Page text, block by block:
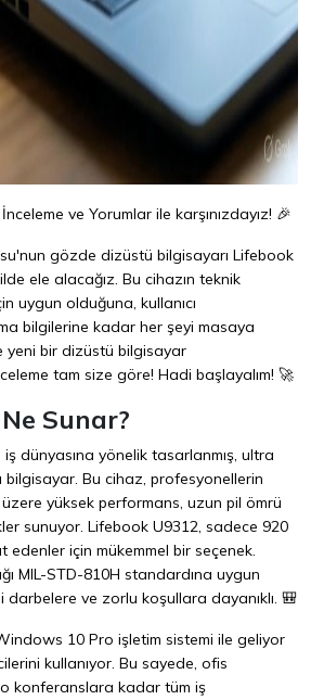
ve Yorumlar ile karşınızdayız! 🎉
gözde dizüstü bilgisayarı Lifebook
ele alacağız. Bu cihazın teknik
uygun olduğuna, kullanıcı
bilgilerine kadar her şeyi masaya
yeni bir dizüstü bilgisayar
tam size göre! Hadi başlayalım! 🚀
Sunar?
dünyasına yönelik tasarlanmış, ultra
Bu cihaz, profesyonellerin
üzere yüksek performans, uzun pil ömrü
sunuyor. Lifebook U9312, sadece 920
edenler için mükemmel bir seçenek.
MIL-STD-810H standardına uygun
ve zorlu koşullara dayanıklı. 🎒
10 Pro işletim sistemi ile geliyor
kullanıyor. Bu sayede, ofis
konferanslara kadar tüm iş